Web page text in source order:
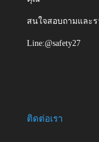
สนใจสอบถามและร
Line:@safety27
ติดต่อเรา